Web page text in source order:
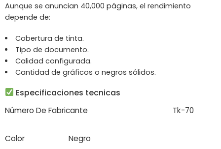
Aunque se anuncian 40,000 páginas, el rendimiento
depende de:
Cobertura de tinta.
Tipo de documento.
Calidad configurada.
Cantidad de gráficos o negros sólidos.
Especificaciones tecnicas
Número De Fabricante Tk-70
Color
Negro